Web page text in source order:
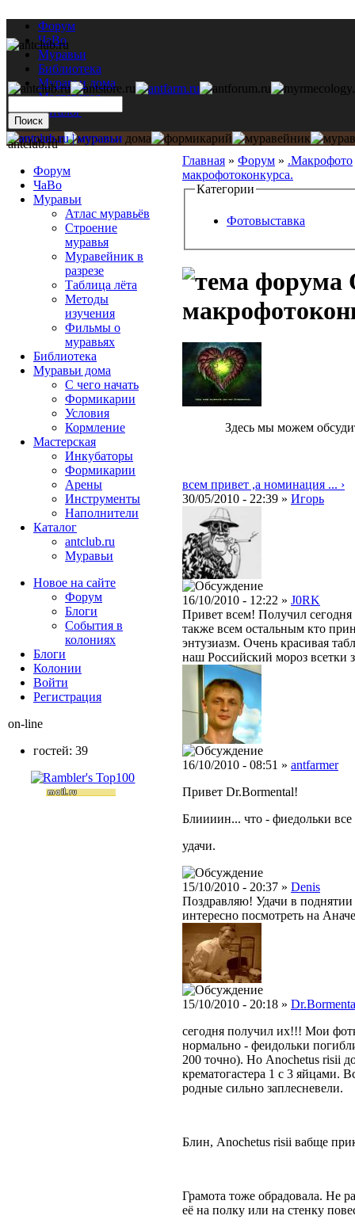
Форум
ЧаВо
Муравьи
Библиотека
Муравьи дома
Мастерская
Каталог
Главная » Форум » .Макрофото
макрофотоконкурса.
Категории
Фотовыставка
Здесь мы можем
всем привет ,а номинация ... ›
30/05/2010 - 22:39 » Игорь
16/10/2010 - 12:22 » J0RK
Привет всем! Получил
также всем остальным кто
энтузиазм. Очень красивая
наш Российский мороз всетки
16/10/2010 - 08:51 » antfarmer
Привет Dr.Bormental!
Блиииин... что - фиедольки
удачи.
15/10/2010 - 20:37 » Denis
Поздравляю! Удачи в
интересно посмотреть на
15/10/2010 - 20:18 »
сегодня получил их!!! Мои
нормально - феидольки
200 точно). Но Anochetus risii
крематогастера 1 с 3 яйцами.
родные сильно заплесневели.
Блин, Anochetus risii вабще
Грамота тоже обрадовала. Не
её на полку или на стенку
antclub.ru
Форум
ЧаВо
Муравьи
Атлас муравьёв
Строение
муравья
Муравейник в
разрезе
Таблица лёта
Методы
изучения
Фильмы о
муравьях
Библиотека
Муравьи дома
С чего начать
Формикарии
Условия
Кормление
Мастерская
Инкубаторы
Формикарии
Арены
Инструменты
Наполнители
Каталог
antclub.ru
Муравьи
Новое на сайте
Форум
Блоги
События в
колониях
Блоги
Колонии
Войти
Peгиcтpaция
on-line
гостей: 39